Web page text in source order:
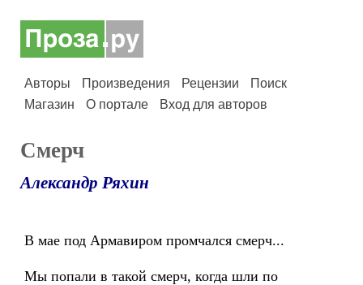
Авторы Произведения Рецензии
Поиск
Магазин
О портале Вход для авторов
Смерч
Александр Ряхин
В мае под Армавиром промчался смерч...
Мы попали в такой смерч, когда шли по